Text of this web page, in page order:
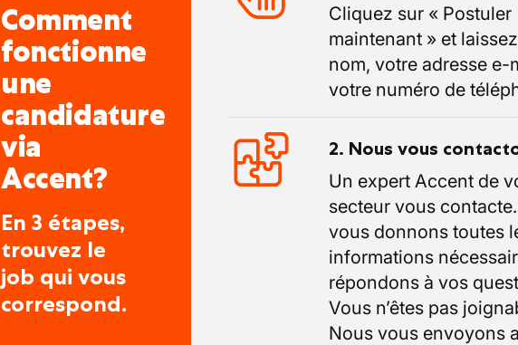
Comment
fonctionne
une
candidature
via
Accent?
En 3 étapes,
trouvez le
job qui vous
correspond.
Cliquez sur « Postuler
maintenant » et
nom, votre adresse e-
votre numéro de
2. Nous vous
Un expert Accent de
secteur vous
vous donnons toutes
informations
répondons à vos
Vous n’êtes pas
Nous vous envoyons